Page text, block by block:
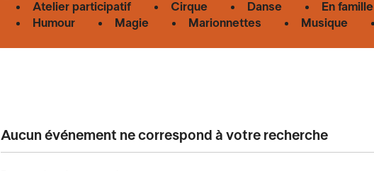
Atelier participatif Cirque Danse En famille
Humour
Magie Marionnettes Musique
Aucun événement ne correspond à votre recherche